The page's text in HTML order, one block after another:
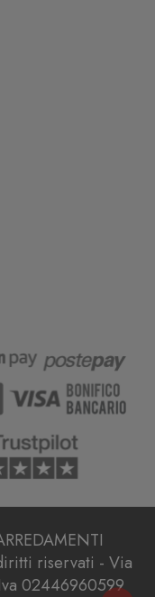
riservati - Via
02446960599